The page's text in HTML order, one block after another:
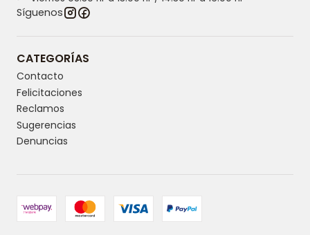
Síguenos
CATEGORÍAS
Contacto
Felicitaciones
Reclamos
Sugerencias
Denuncias